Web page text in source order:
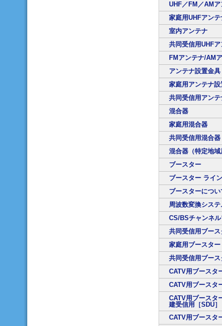
UHF／FM／AMア
家庭用UHFアンテ
室内アンテナ
共同受信用UHF
FMアンテナ/AM
アンテナ設置金具
家庭用アンテナ設
共同受信用アン
混合器
家庭用混合器
共同受信用混合器
混合器（特定地域
ブースター
ブースター ライ
ブースターについ
周波数変換シス
CS/BSチャンネ
共同受信用ブー
家庭用ブースター
共同受信用ブース
CATV用ブースタ
CATV用ブースタ
CATV用ブースタ
建受信用［SDU］
CATV用ブースタ